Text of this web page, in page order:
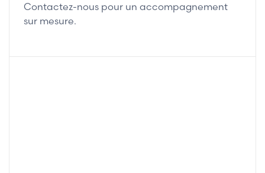
Contactez-nous pour un accompagnement
sur mesure.